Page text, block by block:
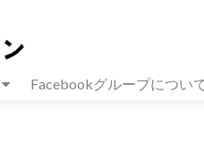
Facebookグループについ